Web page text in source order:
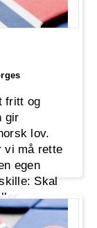
fritt og
gir
lov.
vi må rette
egen
Skal
Industri-